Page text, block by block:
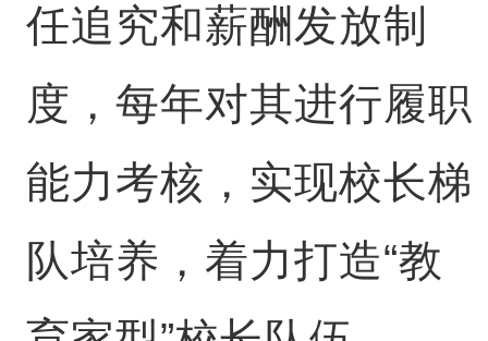
任追究和薪酬发放制
度，每年对其进行履职
能力考核，实现校长梯
队培养，着力打造“教